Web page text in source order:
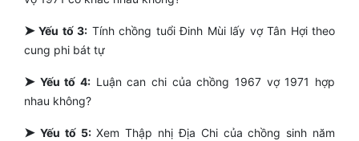
➤ Yếu tố 3: Tính chồng tuổi Đinh Mùi lấy vợ Tân Hợi theo
cung phi bát tự
➤ Yếu tố 4: Luận can chi của chồng 1967 vợ 1971 hợp
nhau không?
➤ Yếu tố 5:Xem Thập nhị Địa Chi của chồng sinh năm